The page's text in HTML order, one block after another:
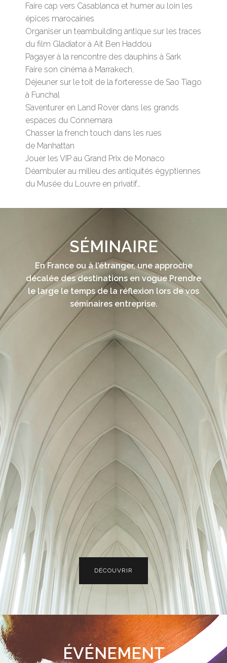
Faire cap vers Casablanca et humer au loin les
épices marocaines
Organiser un teambuilding antique sur les traces
du film Gladiator à Ait Ben Haddou
Pagayer à la rencontre des dauphins à Sark
Faire son cinéma à Marrakech,
Déjeuner sur le toit de la forteresse de Sao Tiago
à Funchal
S’aventurer en Land Rover dans les grands
espaces du Connemara
Chasser la french touch dans les rues
de Manhattan
Jouer les VIP au Grand Prix de Monaco
Déambuler au milieu des antiquités égyptiennes
du Musée du Louvre en privatif…
SÉMINAIRE
En France ou à l’étranger, une approche
décalée des destinations en vogue Prendre
le large le temps de la réflexion lors de vos
séminaires entreprise.
DÉCOUVRIR
ÉVÉNEMENT